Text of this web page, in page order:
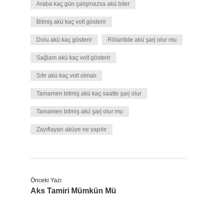
Araba kaç gün çalışmazsa akü biter
Bitmiş akü kaç volt gösterir
Dolu akü kaç gösterir Rölantide akü şarj olur mu
Sağlam akü kaç volt gösterir
Sıfır akü kaç volt olmalı
Tamamen bitmiş akü kaç saatte şarj olur
Tamamen bitmiş akü şarj olur mu
Zayıflayan aküye ne yapılır
Önceki Yazı
Aks Tamiri Mümkün Mü